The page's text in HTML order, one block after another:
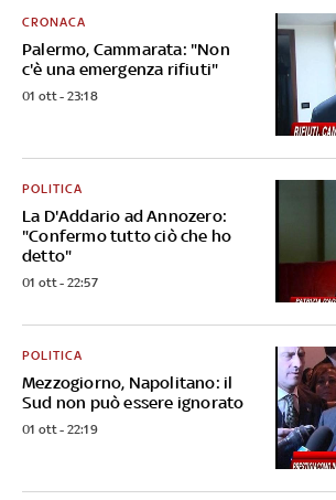
Palermo, Cammarata: "Non
c'è una emergenza rifiuti"
CRONACA
01 ott - 23:18
La D'Addario ad Annozero:
"Confermo tutto ciò che ho
detto"
POLITICA
01 ott - 22:57
Mezzogiorno, Napolitano: il
Sud non può essere ignorato
POLITICA
01 ott - 22:19